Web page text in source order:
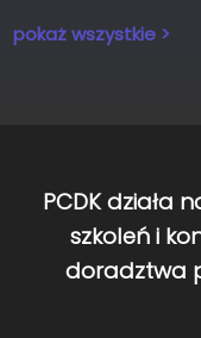
pokaż wszystkie >
PCDK działa
szkoleń i
doradztwa